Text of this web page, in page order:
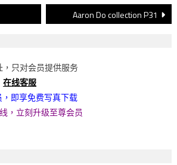
Aaron Do collection P31
只对会员提供服务
在线客服
即享免费写真下载
，立刻升级至尊会员